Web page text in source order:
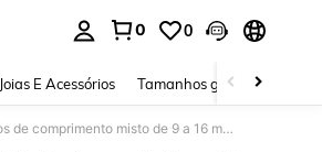
0 0
Joias E Acessórios Tamanhos grandes
28 fileiras de cílios postiços individuais, alta capacidade, cílios postiços em tufos de comprimento misto de 9 a 16 mm, adequados para iniciantes em extensão de cílios caseira, cílios em tufos, cílios postiços individuais.